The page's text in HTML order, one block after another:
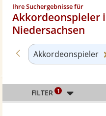
Ihre Suchergebnisse für
Akkordeonspieler
Niedersachsen
Zurück zu
Akkordeonspieler
FILTER 1